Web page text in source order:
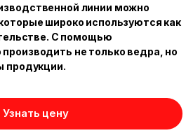
линии можно
широко используются как
С помощью
не только ведра, но
продукции.
Узнать цену